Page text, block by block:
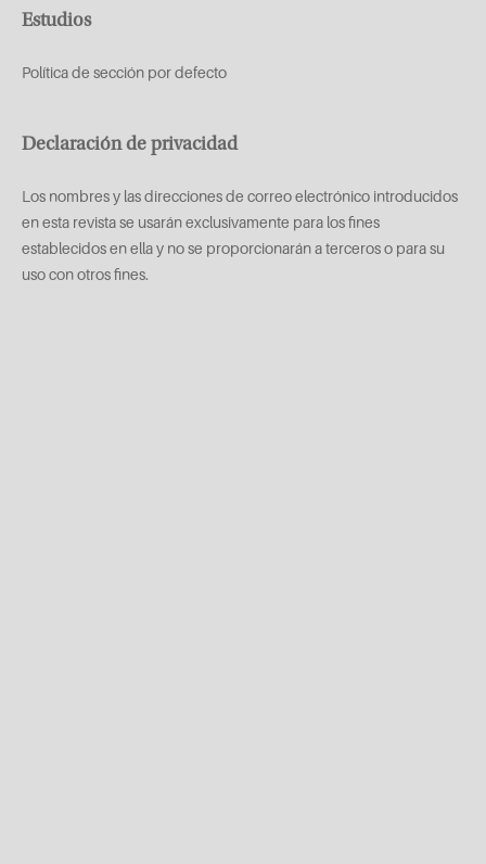
Estudios
Política de sección por defecto
Declaración de privacidad
Los nombres y las direcciones de correo electrónico introducidos
en esta revista se usarán exclusivamente para los fines
establecidos en ella y no se proporcionarán a terceros o para su
uso con otros fines.